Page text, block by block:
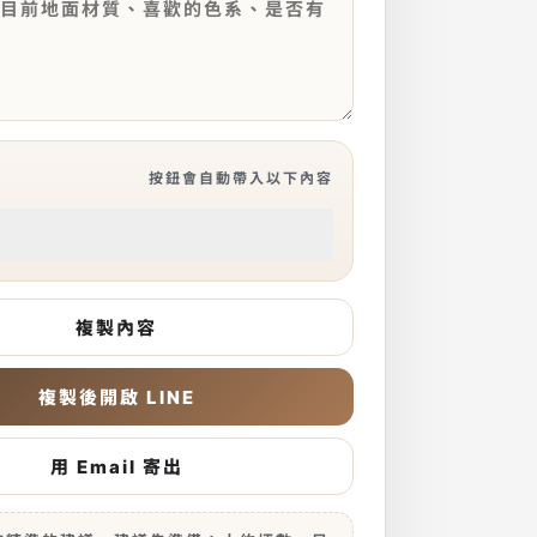
按鈕會自動帶入以下內容
複製內容
複製後開啟 LINE
用 Email 寄出